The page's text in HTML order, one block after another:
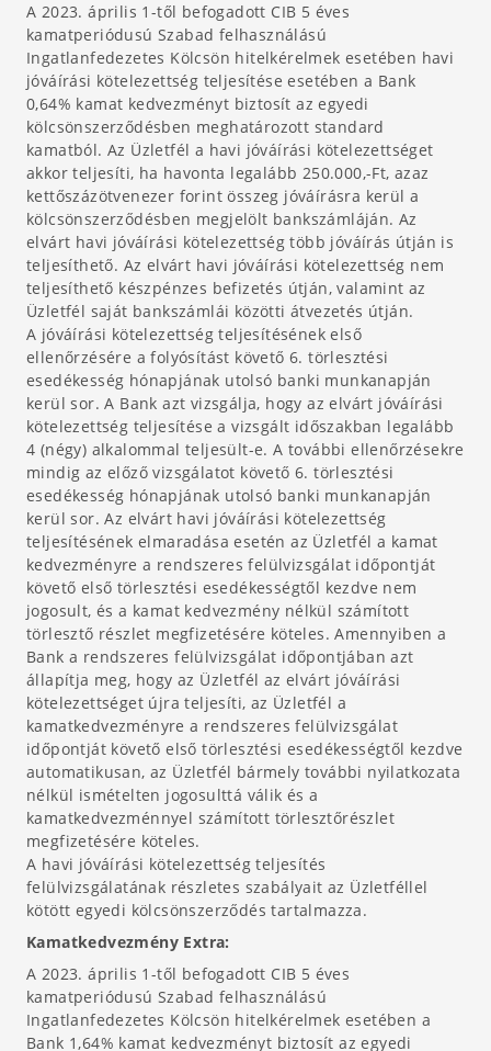
A 2023. április 1-től befogadott CIB 5 éves
kamatperiódusú Szabad felhasználású
Ingatlanfedezetes Kölcsön hitelkérelmek esetében havi
jóváírási kötelezettség teljesítése esetében a Bank
0,64% kamat kedvezményt biztosít az egyedi
kölcsönszerződésben meghatározott standard
kamatból. Az Üzletfél a havi jóváírási kötelezettséget
akkor teljesíti, ha havonta legalább 250.000,-Ft, azaz
kettőszázötvenezer forint összeg jóváírásra kerül a
kölcsönszerződésben megjelölt bankszámláján. Az
elvárt havi jóváírási kötelezettség több jóváírás útján is
teljesíthető. Az elvárt havi jóváírási kötelezettség nem
teljesíthető készpénzes befizetés útján, valamint az
Üzletfél saját bankszámlái közötti átvezetés útján.
A jóváírási kötelezettség teljesítésének első
ellenőrzésére a folyósítást követő 6. törlesztési
esedékesség hónapjának utolsó banki munkanapján
kerül sor. A Bank azt vizsgálja, hogy az elvárt jóváírási
kötelezettség teljesítése a vizsgált időszakban legalább
4 (négy) alkalommal teljesült-e. A további ellenőrzésekre
mindig az előző vizsgálatot követő 6. törlesztési
esedékesség hónapjának utolsó banki munkanapján
kerül sor. Az elvárt havi jóváírási kötelezettség
teljesítésének elmaradása esetén az Üzletfél a kamat
kedvezményre a rendszeres felülvizsgálat időpontját
követő első törlesztési esedékességtől kezdve nem
jogosult, és a kamat kedvezmény nélkül számított
törlesztő részlet megfizetésére köteles. Amennyiben a
Bank a rendszeres felülvizsgálat időpontjában azt
állapítja meg, hogy az Üzletfél az elvárt jóváírási
kötelezettséget újra teljesíti, az Üzletfél a
kamatkedvezményre a rendszeres felülvizsgálat
időpontját követő első törlesztési esedékességtől kezdve
automatikusan, az Üzletfél bármely további nyilatkozata
nélkül ismételten jogosulttá válik és a
kamatkedvezménnyel számított törlesztőrészlet
megfizetésére köteles.
A havi jóváírási kötelezettség teljesítés
felülvizsgálatának részletes szabályait az Üzletféllel
kötött egyedi kölcsönszerződés tartalmazza.
Kamatkedvezmény Extra:
A 2023. április 1-től befogadott CIB 5 éves
kamatperiódusú Szabad felhasználású
Ingatlanfedezetes Kölcsön hitelkérelmek esetében a
Bank 1,64% kamat kedvezményt biztosít az egyedi